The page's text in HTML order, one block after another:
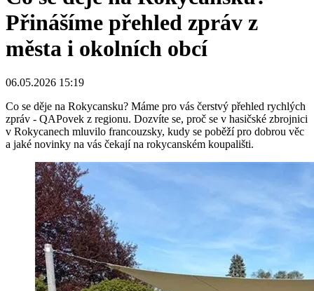
Přinášíme přehled zpráv z
města i okolních obcí
06.05.2026 15:19
Co se děje na Rokycansku? Máme pro vás čerstvý přehled rychlých
zpráv - QAPovek z regionu. Dozvíte se, proč se v hasičské zbrojnici
v Rokycanech mluvilo francouzsky, kudy se poběží pro dobrou věc
a jaké novinky na vás čekají na rokycanském koupališti.